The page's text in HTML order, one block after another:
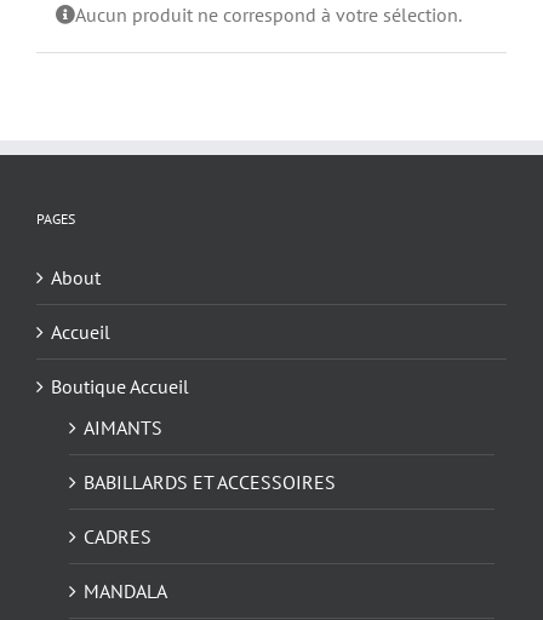
Aucun produit ne correspond à votre sélection.
PAGES
About
Accueil
Boutique Accueil
AIMANTS
BABILLARDS ET ACCESSOIRES
CADRES
MANDALA